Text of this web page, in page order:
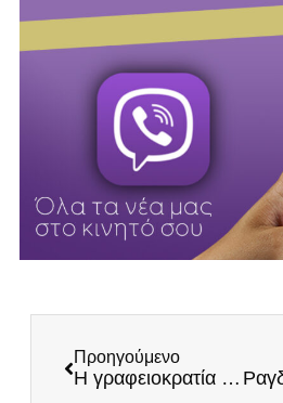
Προηγούμενο
Η γραφειοκρατία που ακόμα καλπάζει